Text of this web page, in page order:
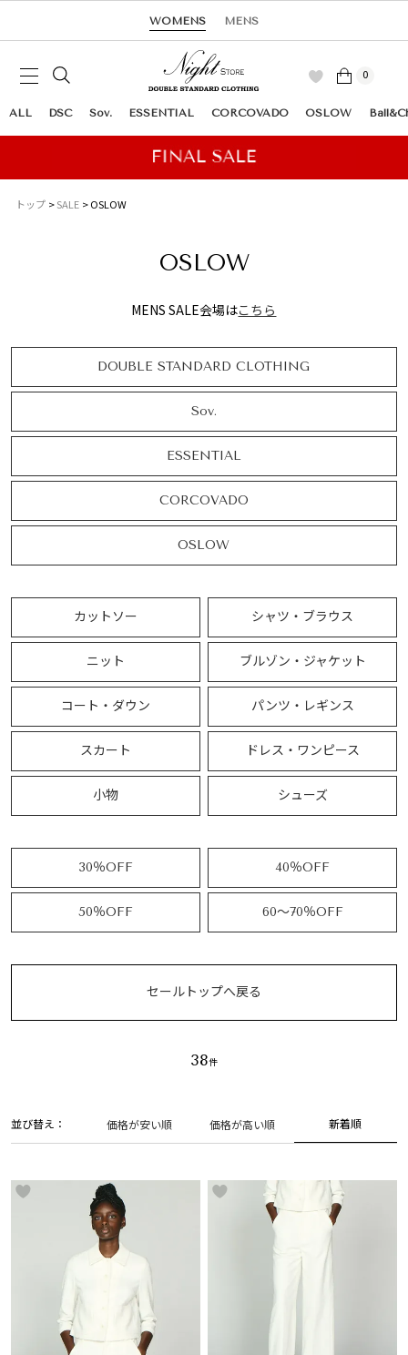
WOMENS MENS
0
ALL DSC Sov. ESSENTIAL CORCOVADO OSLOW
トップ SALE OSLOW
OSLOW
MENS SALE会場はこちら
DOUBLE STANDARD CLOTHING
Sov.
ESSENTIAL
CORCOVADO
OSLOW
カットソー シャツ・ブラウス
ニット ブルゾン・ジャケット
コート・ダウン パンツ・レギンス
スカート ドレス・ワンピース
小物 シューズ
30％OFF 40％OFF
50％OFF 60～70％OFF
セールトップへ戻る
並び替え 価格が安い順 価格が高い順 新着順
38